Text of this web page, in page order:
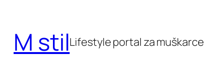
sadržaja
M stilLifestyle portal za muškarce